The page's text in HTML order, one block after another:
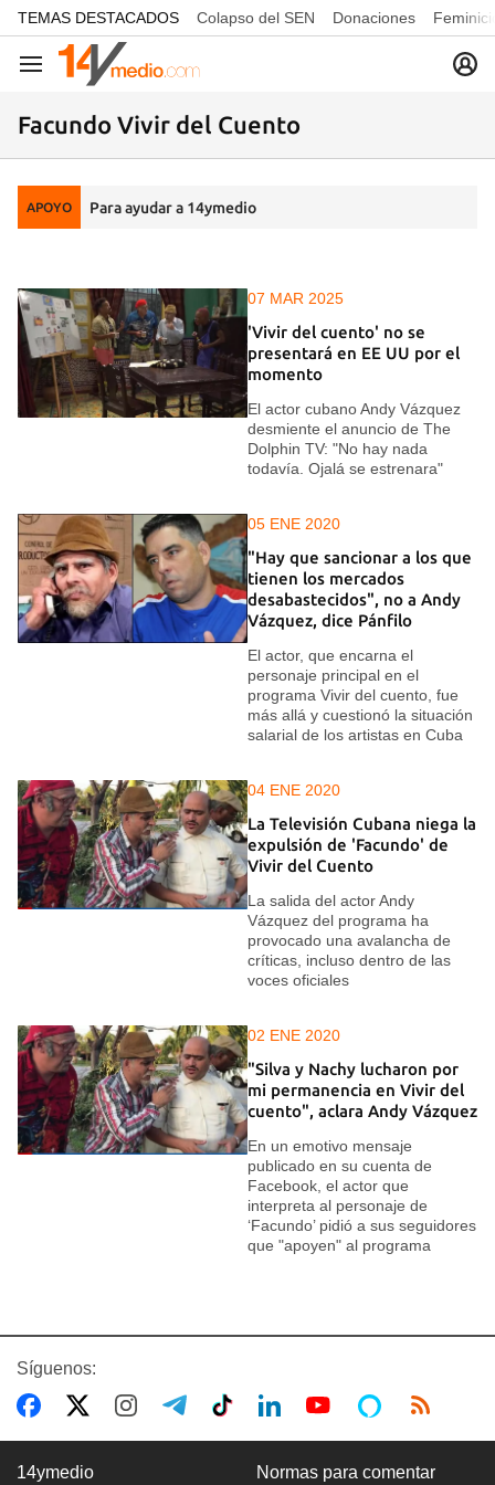
common.go-to-content
TEMAS DESTACADOS Colapso del SEN Donaciones
Navegación
Facundo Vivir del Cuento
APOYO Para ayudar a 14ymedio
07 MAR 2025
'Vivir del cuento' no se
presentará en EE UU por el
momento
El actor cubano Andy Vázquez
desmiente el anuncio de The
Dolphin TV: "No hay nada
todavía. Ojalá se estrenara"
05 ENE 2020
"Hay que sancionar a los que
tienen los mercados
desabastecidos", no a Andy
Vázquez, dice Pánfilo
El actor, que encarna el
personaje principal en el
programa Vivir del cuento, fue
más allá y cuestionó la situación
salarial de los artistas en Cuba
04 ENE 2020
La Televisión Cubana niega la
expulsión de 'Facundo' de
Vivir del Cuento
La salida del actor Andy
Vázquez del programa ha
provocado una avalancha de
críticas, incluso dentro de las
voces oficiales
02 ENE 2020
"Silva y Nachy lucharon por
mi permanencia en Vivir del
cuento", aclara Andy Vázquez
En un emotivo mensaje
publicado en su cuenta de
Facebook, el actor que
interpreta al personaje de
‘Facundo’ pidió a sus seguidores
que "apoyen" al programa
Síguenos:
14ymedio Normas para comentar